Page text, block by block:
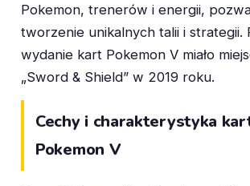
Pokemon, trenerów i energii,
tworzenie unikalnych talii i strategii.
wydanie kart Pokemon V miało
„Sword & Shield” w 2019 roku.
Cechy i charakterystyka
Pokemon V